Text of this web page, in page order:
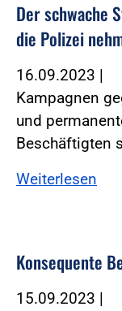
Der schwache
die Polizei
16.09.2023 |
Kampagnen
und
Beschäftigten
Weiterlesen
Konsequente
15.09.2023 |